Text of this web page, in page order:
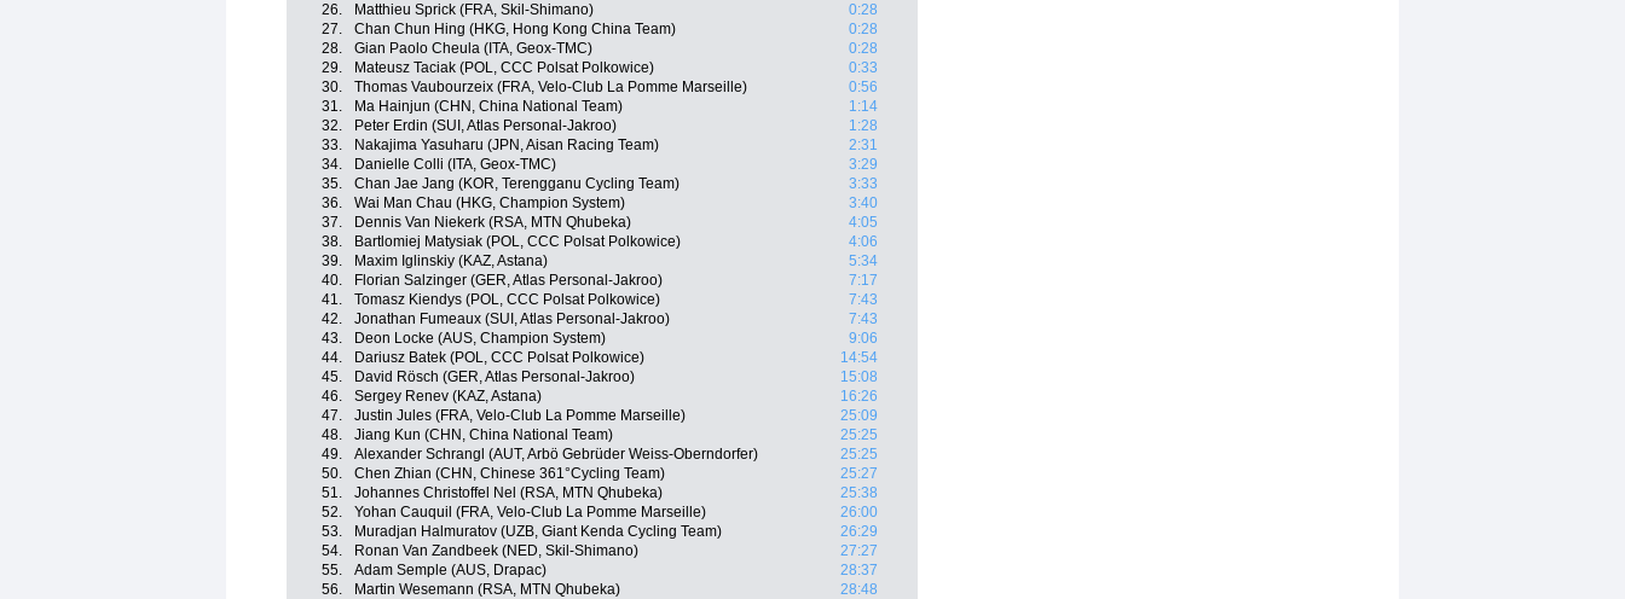
26.
Matthieu Sprick (FRA, Skil-Shimano)
0:28
27.
Chan Chun Hing (HKG, Hong Kong China Team)
0:28
28.
Gian Paolo Cheula (ITA, Geox-TMC)
0:28
29.
Mateusz Taciak (POL, CCC Polsat Polkowice)
0:33
30.
Thomas Vaubourzeix (FRA, Velo-Club La Pomme Marseille)
0:56
31.
Ma Hainjun (CHN, China National Team)
1:14
32.
Peter Erdin (SUI, Atlas Personal-Jakroo)
1:28
33.
Nakajima Yasuharu (JPN, Aisan Racing Team)
2:31
34.
Danielle Colli (ITA, Geox-TMC)
3:29
35.
Chan Jae Jang (KOR, Terengganu Cycling Team)
3:33
36.
Wai Man Chau (HKG, Champion System)
3:40
37.
Dennis Van Niekerk (RSA, MTN Qhubeka)
4:05
38.
Bartlomiej Matysiak (POL, CCC Polsat Polkowice)
4:06
39.
Maxim Iglinskiy (KAZ, Astana)
5:34
40.
Florian Salzinger (GER, Atlas Personal-Jakroo)
7:17
41.
Tomasz Kiendys (POL, CCC Polsat Polkowice)
7:43
42.
Jonathan Fumeaux (SUI, Atlas Personal-Jakroo)
7:43
43.
Deon Locke (AUS, Champion System)
9:06
44.
Dariusz Batek (POL, CCC Polsat Polkowice)
14:54
45.
David Rösch (GER, Atlas Personal-Jakroo)
15:08
46.
Sergey Renev (KAZ, Astana)
16:26
47.
Justin Jules (FRA, Velo-Club La Pomme Marseille)
25:09
48.
Jiang Kun (CHN, China National Team)
25:25
49.
Alexander Schrangl (AUT, Arbö Gebrüder Weiss-Oberndorfer)
25:25
50.
Chen Zhian (CHN, Chinese 361°Cycling Team)
25:27
51.
Johannes Christoffel Nel (RSA, MTN Qhubeka)
25:38
52.
Yohan Cauquil (FRA, Velo-Club La Pomme Marseille)
26:00
53.
Muradjan Halmuratov (UZB, Giant Kenda Cycling Team)
26:29
54.
Ronan Van Zandbeek (NED, Skil-Shimano)
27:27
55.
Adam Semple (AUS, Drapac)
28:37
56.
Martin Wesemann (RSA, MTN Qhubeka)
28:48